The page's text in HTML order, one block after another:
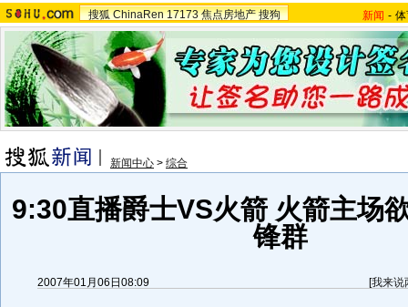
搜狐 ChinaRen 17173 焦点房地产 搜狗 新闻 -
新闻中心 > 综合
9:30直播爵士VS火箭 火箭主场
锋群
2007年01月06日08:09 [我来说